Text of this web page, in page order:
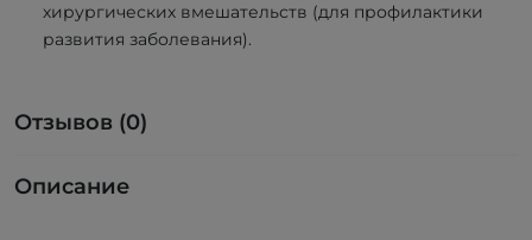
хирургических вмешательств (для профилактики
развития заболевания).
Отзывов (0)
Описание